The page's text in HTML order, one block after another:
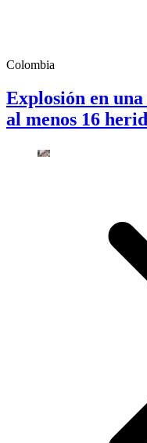
Colombia
Explosión en
al menos 16